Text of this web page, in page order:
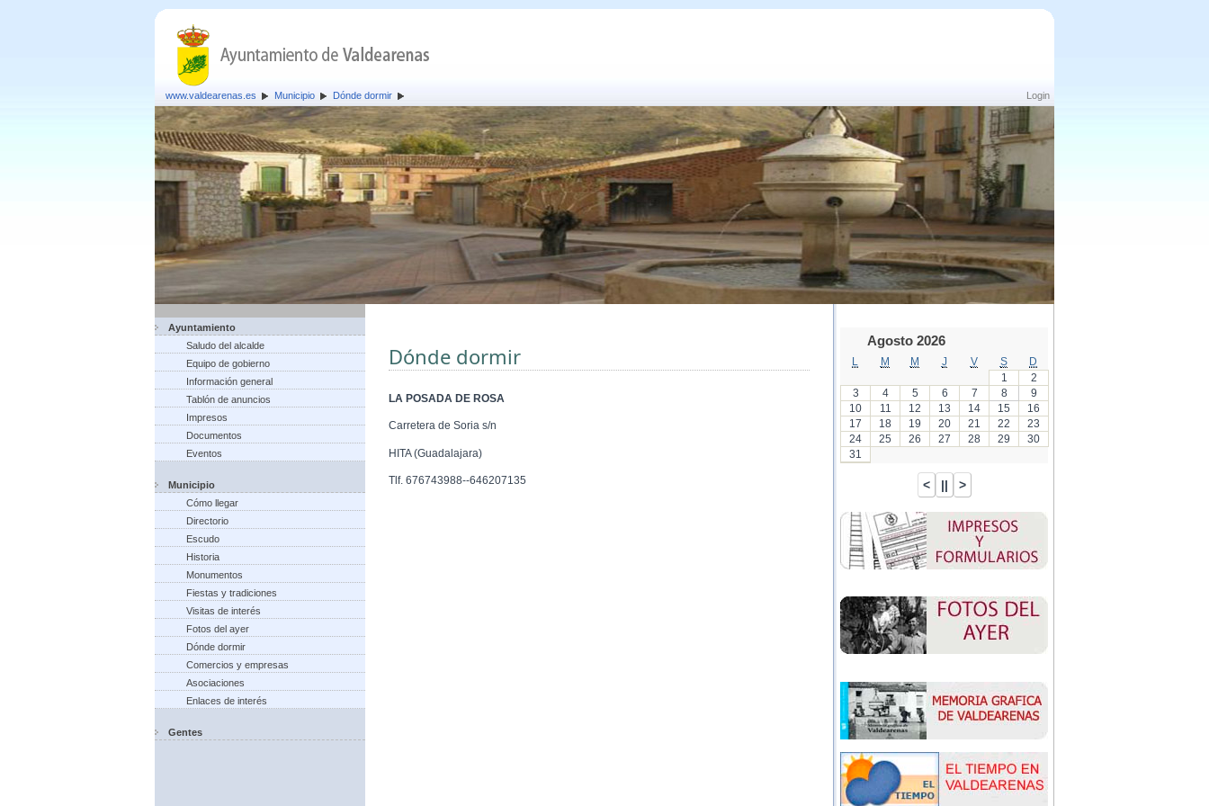
Login
www.valdearenas.es Municipio Dónde dormir
Ayuntamiento
Saludo del alcalde
Equipo de gobierno
Información general
Tablón de anuncios
Impresos
Documentos
Eventos
Municipio
Cómo llegar
Directorio
Escudo
Historia
Monumentos
Fiestas y tradiciones
Visitas de interés
Fotos del ayer
Dónde dormir
Comercios y empresas
Asociaciones
Enlaces de interés
Gentes
Dónde dormir
LA POSADA DE ROSA
Carretera de Soria s/n
HITA (Guadalajara)
Tlf. 676743988--646207135
Agosto 2026
M M J V S
D
1
2
3
4 5 6 7 8
9
10
11 12 13 14 15
16
17
18 19 20 21 22
23
24
25 26 27 28 29
30
31